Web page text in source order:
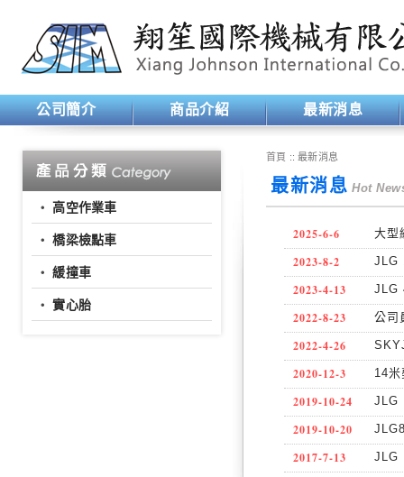
公司簡介 商品介紹 最新消息
‧高空作業車
‧橋梁檢點車
‧緩撞車
‧實心胎
首頁 :: 最新消息
最新消息 Hot
2025-6-6 大型
2023-8-2 JLG
2023-4-13 JLG
2022-8-23 公司
2022-4-26
2020-12-3 14
2019-10-24 JLG
2019-10-20
2017-7-13 JLG